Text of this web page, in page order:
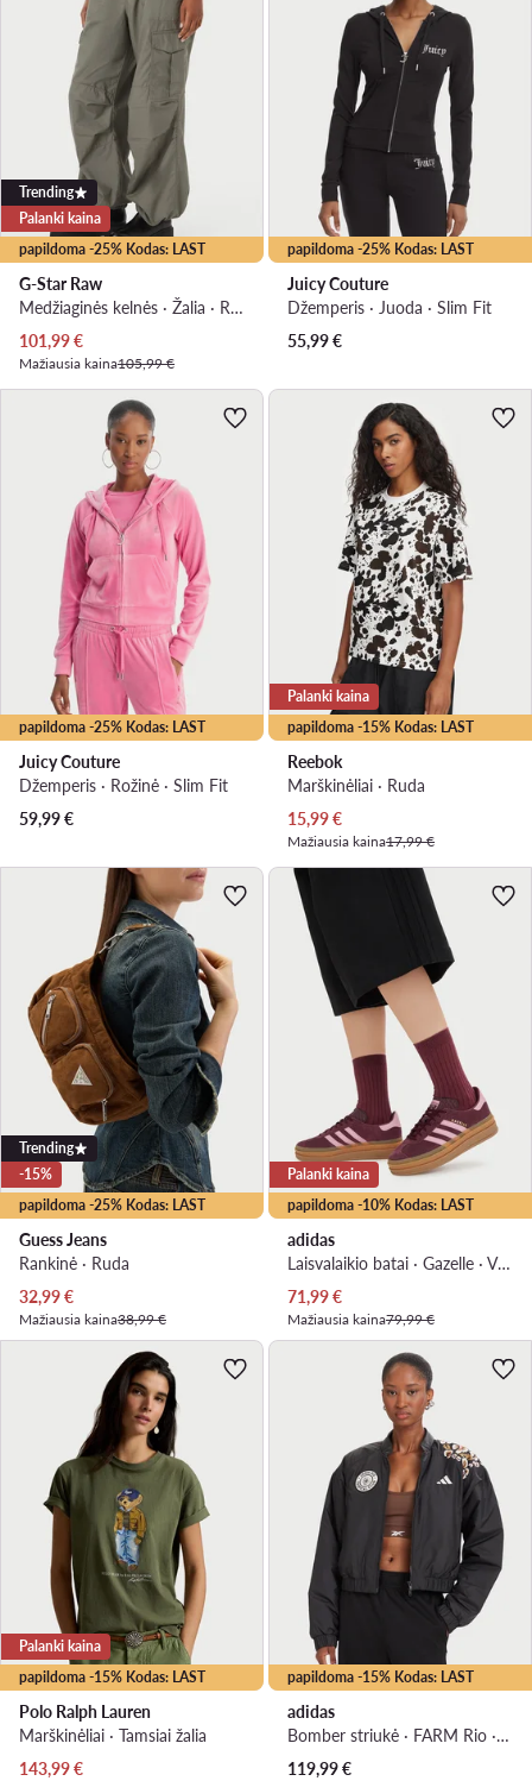
papildoma -25% Kodas: LAST
Trending
Palanki kaina
G-Star Raw
Medžiaginės kelnės · Žalia · Relaxed Fit
Dabartinė kaina
101,99€
Mažiausia kaina105,99 €
papildoma -25% Kodas: LAST
Juicy Couture
Džemperis · Juoda · Slim Fit
55,99€
papildoma -25% Kodas: LAST
Juicy Couture
Džemperis · Rožinė · Slim Fit
59,99€
papildoma -15% Kodas: LAST
Palanki kaina
Reebok
Marškinėliai · Ruda
Dabartinė kaina
15,99€
Mažiausia kaina17,99 €
papildoma -25% Kodas: LAST
Trending
-15%
Guess Jeans
Rankinė · Ruda
Dabartinė kaina
32,99€
Mažiausia kaina38,99 €
papildoma -10% Kodas: LAST
Palanki kaina
adidas
Laisvalaikio batai · Gazelle · Vyšninė
Dabartinė kaina
71,99€
Mažiausia kaina79,99 €
papildoma -15% Kodas: LAST
Palanki kaina
Polo Ralph Lauren
Marškinėliai · Tamsiai žalia
Dabartinė kaina
143,99€
papildoma -15% Kodas: LAST
adidas
Bomber striukė · FARM Rio · Juoda
119,99€